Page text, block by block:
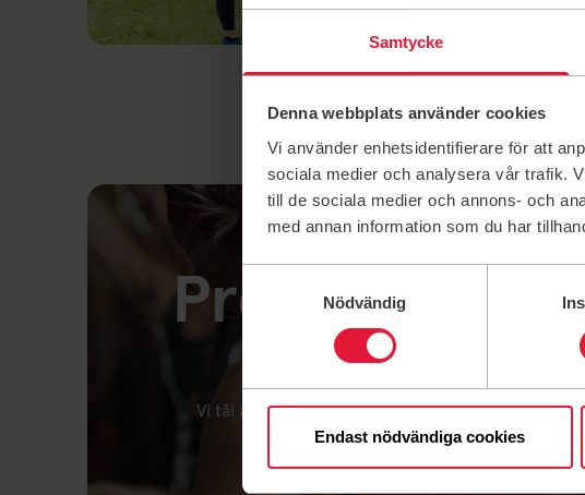
Samtycke
Denna webbplats använder cookies
Vi använder enhetsidentifierare för att
sociala medier och analysera vår trafik.
till de sociala medier och annons- och
med annan information som du har
Nödvändig
Endast nödvändiga cookies
Provträna
veckor
Vi tål att testas! Gäller på både gym och
medlemsservice så hjälper vi dig att